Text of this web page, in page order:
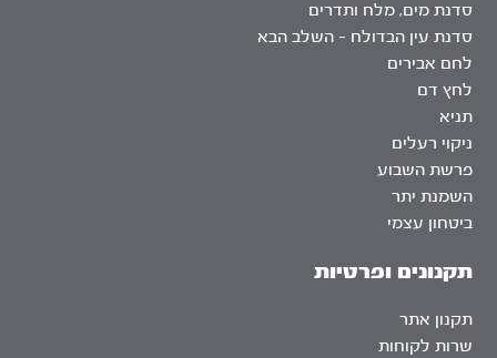
סדנת מים, מלח ותדרים
סדנת עין הבדולח – השלב הבא
לחם אבירים
לחץ דם
תניא
ניקוי רעלים
פרשת השבוע
השמנת יתר
ביטחון עצמי
תקנונים ופרטיות
תקנון אתר
שרות לקוחות